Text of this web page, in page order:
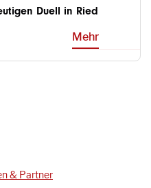
Duell in Ried
Mehr
& Partner